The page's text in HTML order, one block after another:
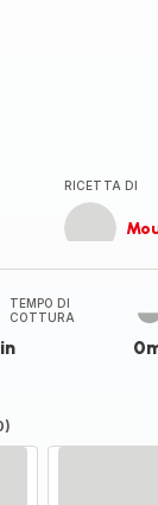
RICETTA DI
TEMPO DI
COTTURA